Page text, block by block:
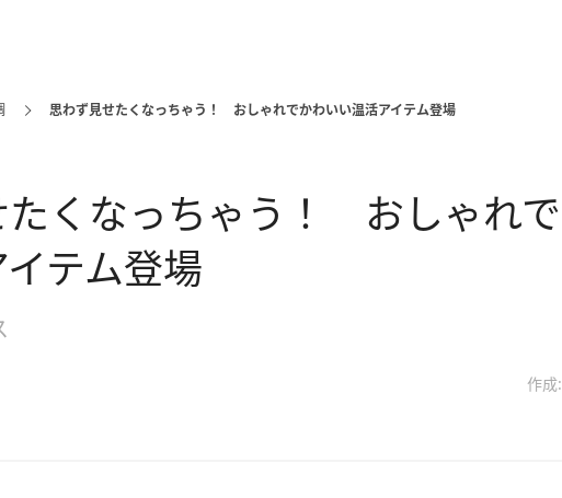
思わず見せたくなっちゃう！ おしゃれでかわいい温活アイテム登場
たくなっちゃう！ おしゃれ
テム登場
作成